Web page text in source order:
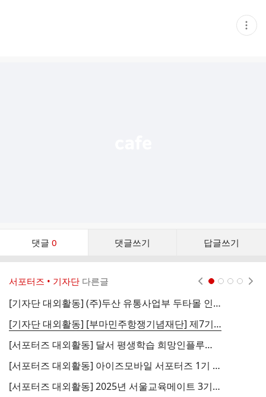
현
재
댓글 0 댓글쓰기 답글쓰기
댓
서포터즈 • 기자단 다른글
[기자단 대외활동] (주)두산 유통사업부 두타몰 인플루언서 '두플 1기' 서포터즈 모집
[기자단 대외활동] [부마민주항쟁기념재단] 제7기 부마 기자단 모집
[서포터즈 대외활동] 달서 평생학습 희망인플루언서 모집
[서포터즈 대외활동] 아이즈모바일 서포터즈 1기 모집
[서포터즈 대외활동] 2025년 서울교육메이트 3기 모집